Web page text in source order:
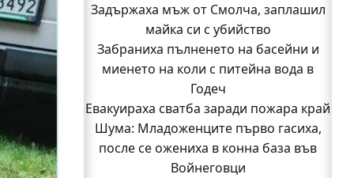
Задържаха мъж от Смолча, заплашил
майка си с убийство
Забраниха пълненето на басейни и
миенето на коли с питейна вода в
Годеч
Евакуираха сватба заради пожара край
Шума: Младоженците първо гасиха,
после се ожениха в конна база във
Войнеговци